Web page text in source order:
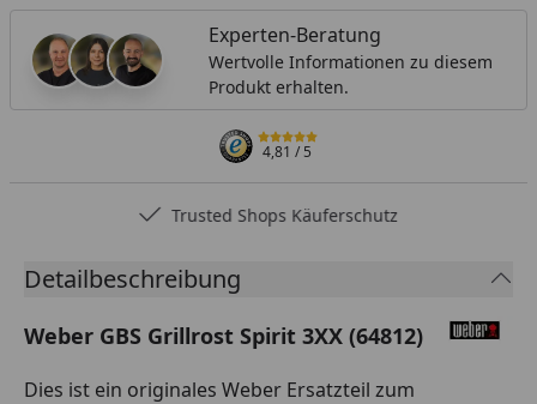
Experten-Beratung
Wertvolle Informationen zu diesem
Produkt erhalten.
4,81/ 5
Trusted Shops Käuferschutz
Detailbeschreibung
Weber GBS Grillrost Spirit 3XX (64812)
Dies ist ein originales Weber Ersatzteil zum